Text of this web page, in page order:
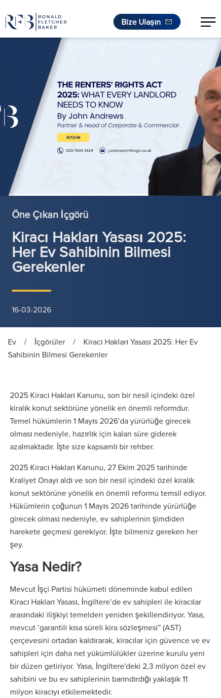
Bize Ulaşın
Öne Çıkan İçgörü
Kiracı Hakları Yasası 2025:
Her Ev Sahibinin Bilmesi
Gerekenler
16-03-2026
Ev / İçgörüler /
Kiracı Hakları Yasası 2025: Her Ev
Sahibinin Bilmesi Gerekenler
2025 Kiracı Hakları Kanunu, son bir nesil içindeki özel
kiralık konut sektörüne yönelik en önemli reformdur.
Temel hükümlerin 1 Mayıs 2026’da yürürlüğe girecek
olması nedeniyle, hazırlık için kalan süre giderek
azalmaktadır. İşte size kapsamlı bir rehber.
2025 Kiracı Hakları Kanunu, 27 Ekim 2025 tarihinde
Kraliyet Onayı aldı ve son bir nesil içindeki özel kiralık
konut sektörüne yönelik en önemli reformu temsil ediyor.
Hükümlerin çoğunun 1 Mayıs 2026 tarihinde yürürlüğe
girecek olması nedeniyle, ev sahiplerinin şimdiden
harekete geçmesi gerekiyor. İşte bilmeniz gereken her
şey.
Yasa Nedir?
Mevcut İşçi Partisi hükümeti döneminde kabul edilen
Kiracı Hakları Yasası, İngiltere’de ev sahipleri ile kiracılar
arasındaki ilişkiyi temelden yeniden şekillendiriyor. Yasa,
mevcut ’garantili kısa süreli kira sözleşmesi” (AST)
çerçevesini ortadan kaldırarak, kiracılar için güvence ve ev
sahipleri için daha net yükümlülükler üzerine kurulu yeni
bir düzen getiriyor. Yasa, İngiltere'deki 2,3 milyon özel ev
sahibini ve bu ev sahiplerinin barındırdığı yaklaşık 11
milyon kiracıyı etkilemektedir.